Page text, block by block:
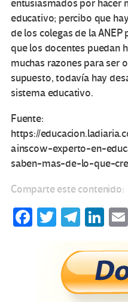
entusiasmados por hacer
educativo; percibo que
de los colegas de la
que los docentes puedan
muchas razones para ser
supuesto, todavía hay
sistema educativo.
Fuente:
https://
ainscow-experto-en-
saben-mas-de-lo-que-
Comparte este contenido:
Fa T
tt
er
Te
gr
a
m
Li
ke
dI
n